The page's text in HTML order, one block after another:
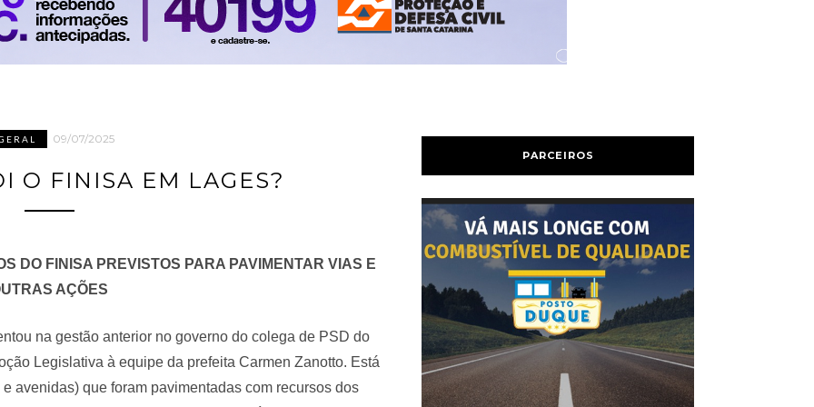
09/07/2025
O FINISA EM LAGES?
DO FINISA PREVISTOS PARA PAVIMENTAR VIAS E
AÇÕES
na gestão anterior no governo do colega de PSD do
Legislativa à equipe da prefeita Carmen Zanotto. Está
avenidas) que foram pavimentadas com recursos dos
PARCEIROS